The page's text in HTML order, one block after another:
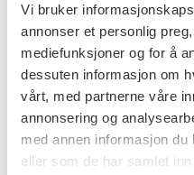
Vi bruker
annonser et personlig
mediefunksjoner og for å
dessuten informasjon om
vårt, med partnerne våre
annonsering og
med annen informasjon du
eller som de har samlet
Dybde:
Reference